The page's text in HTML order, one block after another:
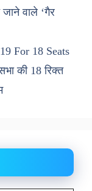
वाले ‘गैर
For 18 Seats
की 18 रिक्त